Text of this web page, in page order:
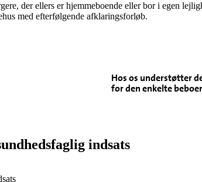
der ellers er hjemmeboende eller bor i egen
med efterfølgende afklaringsforløb.
Hos os understøtter
for den enkelte
indsats